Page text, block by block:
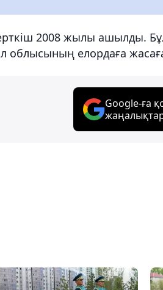
2008 жылы ашылды.
елордаға
Google-ға